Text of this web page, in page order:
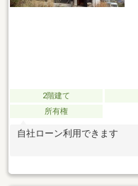
2階建て
所有権
自社ローン利用できます